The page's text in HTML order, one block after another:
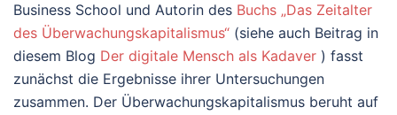
Business School und Autorin des Buchs „Das Zeitalter
des Überwachungskapitalismus“ (siehe auch Beitrag in
diesem Blog Der digitale Mensch als Kadaver ) fasst
zunächst die Ergebnisse ihrer Untersuchungen
zusammen. Der Überwachungskapitalismus beruht auf